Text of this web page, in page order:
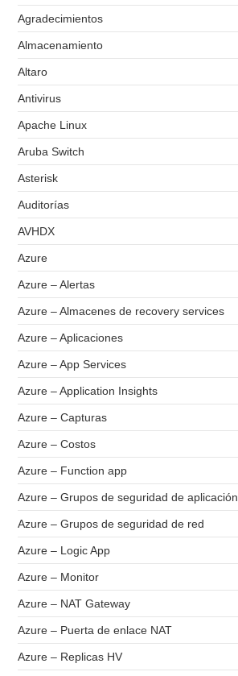
Agradecimientos
Almacenamiento
Altaro
Antivirus
Apache Linux
Aruba Switch
Asterisk
Auditorías
AVHDX
Azure
Azure – Alertas
Azure – Almacenes de recovery services
Azure – Aplicaciones
Azure – App Services
Azure – Application Insights
Azure – Capturas
Azure – Costos
Azure – Function app
Azure – Grupos de seguridad de aplicación
Azure – Grupos de seguridad de red
Azure – Logic App
Azure – Monitor
Azure – NAT Gateway
Azure – Puerta de enlace NAT
Azure – Replicas HV